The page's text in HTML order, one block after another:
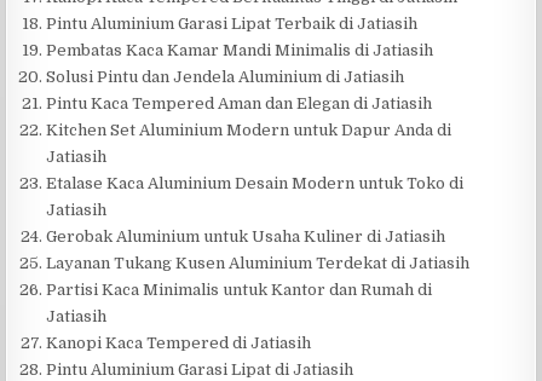
Pintu Aluminium Garasi Lipat Terbaik di Jatiasih
Pembatas Kaca Kamar Mandi Minimalis di Jatiasih
Solusi Pintu dan Jendela Aluminium di Jatiasih
Pintu Kaca Tempered Aman dan Elegan di Jatiasih
Kitchen Set Aluminium Modern untuk Dapur Anda di
Jatiasih
Etalase Kaca Aluminium Desain Modern untuk Toko di
Jatiasih
Gerobak Aluminium untuk Usaha Kuliner di Jatiasih
Layanan Tukang Kusen Aluminium Terdekat di Jatiasih
Partisi Kaca Minimalis untuk Kantor dan Rumah di
Jatiasih
Kanopi Kaca Tempered di Jatiasih
Pintu Aluminium Garasi Lipat di Jatiasih